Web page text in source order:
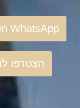
WhatsApp
הצטרפו